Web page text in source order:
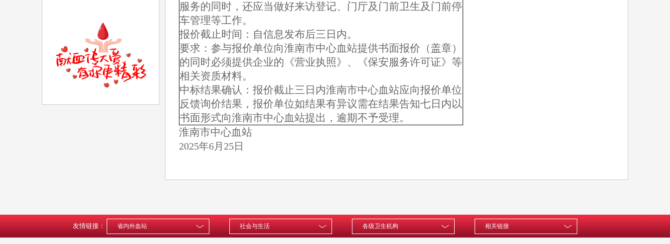
服务的同时，还应当做好来访登记、门厅及门前卫生及门前停
车管理等工作。
报价截止时间：自信息发布后三日内。
要求：参与报价单位向淮南市中心血站提供书面报价（盖章）
的同时必须提供企业的《营业执照》、《保安服务许可证》等
相关资质材料。
中标结果确认：报价截止三日内淮南市中心血站应向报价单位
反馈询价结果，报价单位如结果有异议需在结果告知七日内以
书面形式向淮南市中心血站提出，逾期不予受理。
淮南市中心血站
2025年6月 25日
友情链接： 省内外血站 社会与生活 各级卫生机构 相关链接